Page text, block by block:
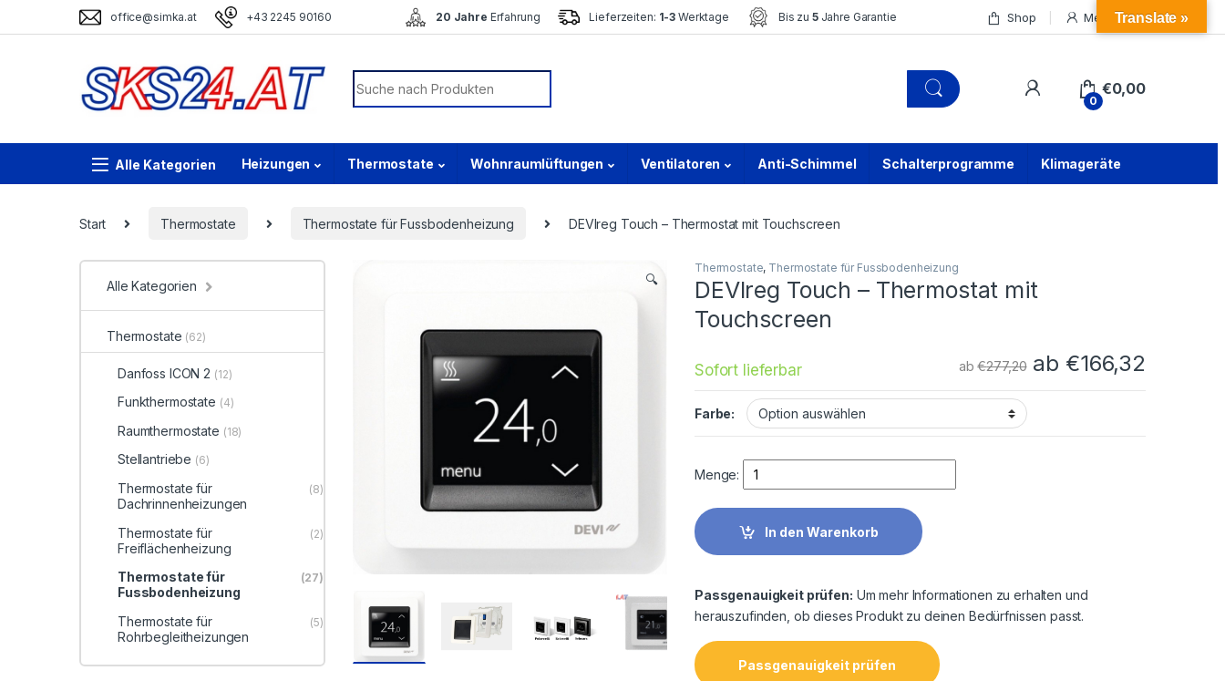
Skip to navigation
Skip to content office@simka.at +43 2245 90160 20 Jahre Erfahrung Lieferzeiten: 1-3 Werktage Bis zu 5Jahre Garantie Shop Mein Konto
Search for:
0
€0,00
Heizungen Thermostate Wohnraumlüftungen Ventilatoren Anti-Schimmel Schalterprogramme Klimageräte
Start Thermostate Thermostate für Fussbodenheizung DEVIreg Touch – Thermostat mit Touchscreen
🔍
Thermostate, Thermostate für Fussbodenheizung
DEVIreg Touch – Thermostat mit
Touchscreen
Sofort lieferbar ab€277,20 ab €166,32
Farbe:
Menge:
Quantity
In den Warenkorb
Passgenauigkeit prüfen: Um mehr Informationen zu erhalten und
herauszufinden, ob dieses Produkt zu deinen Bedürfnissen passt.
Passgenauigkeit prüfen
Alle Kategorien
Thermostate (62)
Danfoss ICON 2 (12)
Funkthermostate (4)
Raumthermostate (18)
Stellantriebe (6)
Thermostate für
Dachrinnenheizungen
(8)
Thermostate für
Freiflächenheizung
(2)
Thermostate für
Fussbodenheizung
(27)
Thermostate für
Rohrbegleitheizungen
(5)
Translate »